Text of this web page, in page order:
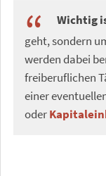
Wichtig
geht, sondern
werden dabei
freiberuflichen
einer
oder